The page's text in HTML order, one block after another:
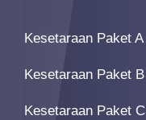
Kesetaraan Paket A
Kesetaraan Paket B
Kesetaraan Paket C